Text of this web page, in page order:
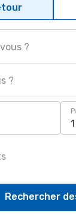
?
?
Rechercher